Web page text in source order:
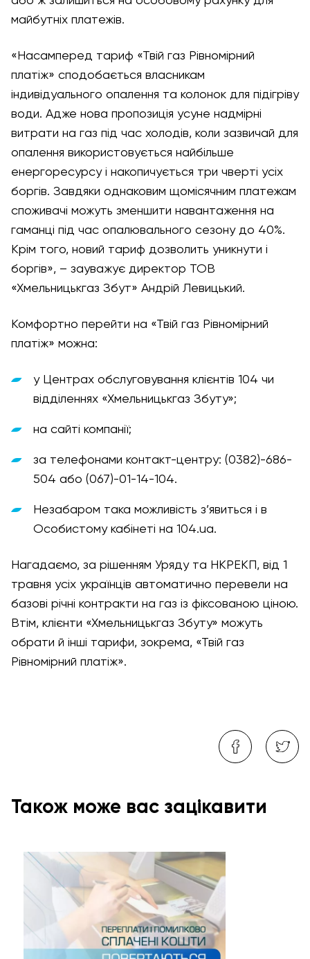
майбутніх платежів.
«Насамперед тариф «Твій газ Рівномірний
платіж» сподобається власникам
індивідуального опалення та колонок для підігріву
води. Адже нова пропозиція усуне надмірні
витрати на газ під час холодів, коли зазвичай для
опалення використовується найбільше
енергоресурсу і накопичується три чверті усіх
боргів. Завдяки однаковим щомісячним платежам
споживачі можуть зменшити навантаження на
гаманці під час опалювального сезону до 40%.
Крім того, новий тариф дозволить уникнути і
боргів», – зауважує директор ТОВ
«Хмельницькгаз Збут» Андрій Левицький.
Комфортно перейти на «Твій газ Рівномірний
платіж» можна:
у Центрах обслуговування клієнтів 104 чи
відділеннях «Хмельницькгаз Збуту»;
на сайті компанії;
за телефонами контакт-центру: (0382)-686-
504 або (067)-01-14-104.
Незабаром така можливість з’явиться і в
Особистому кабінеті на 104.ua.
Нагадаємо, за рішенням Уряду та НКРЕКП, від 1
травня усіх українців автоматично перевели на
базові річні контракти на газ із фіксованою ціною.
Втім, клієнти «Хмельницькгаз Збуту» можуть
обрати й інші тарифи, зокрема, «Твій газ
Рівномірний платіж».
Також може вас зацікавити